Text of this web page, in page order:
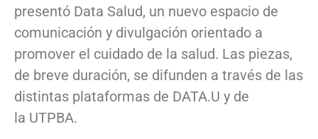
presentó Data Salud, un nuevo espacio de
comunicación y divulgación orientado a
promover el cuidado de la salud. Las piezas,
de breve duración, se difunden a través de las
distintas plataformas de DATA.U y de
la UTPBA.